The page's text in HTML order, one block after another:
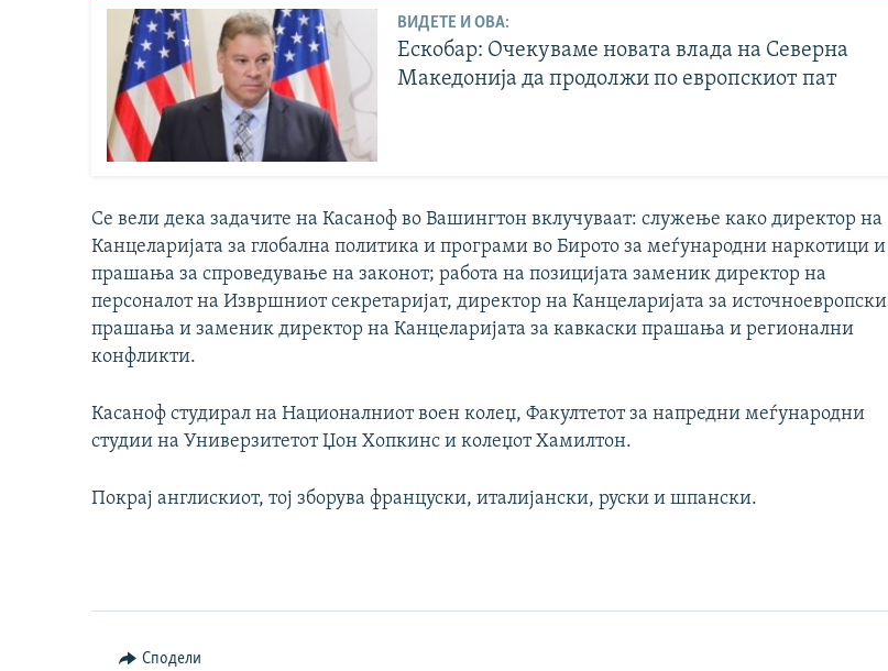
ВИДЕТЕ И ОВА:
Ескобар: Очекуваме новата влада на Северна
Македонија да продолжи по европскиот пат
Се вели дека задачите на Касаноф во Вашингтон вклучуваат: служење како директор на
Канцеларијата за глобална политика и програми во Бирото за меѓународни наркотици и
прашања за спроведување на законот; работа на позицијата заменик директор на
персоналот на Извршниот секретаријат, директор на Канцеларијата за источноевропски
прашања и заменик директор на Канцеларијата за кавкаски прашања и регионални
конфликти.
Касаноф студирал на Националниот воен колеџ, Факултетот за напредни меѓународни
студии на Универзитетот Џон Хопкинс и колеџот Хамилтон.
Покрај англискиот, тој зборува француски, италијански, руски и шпански.
Сподели